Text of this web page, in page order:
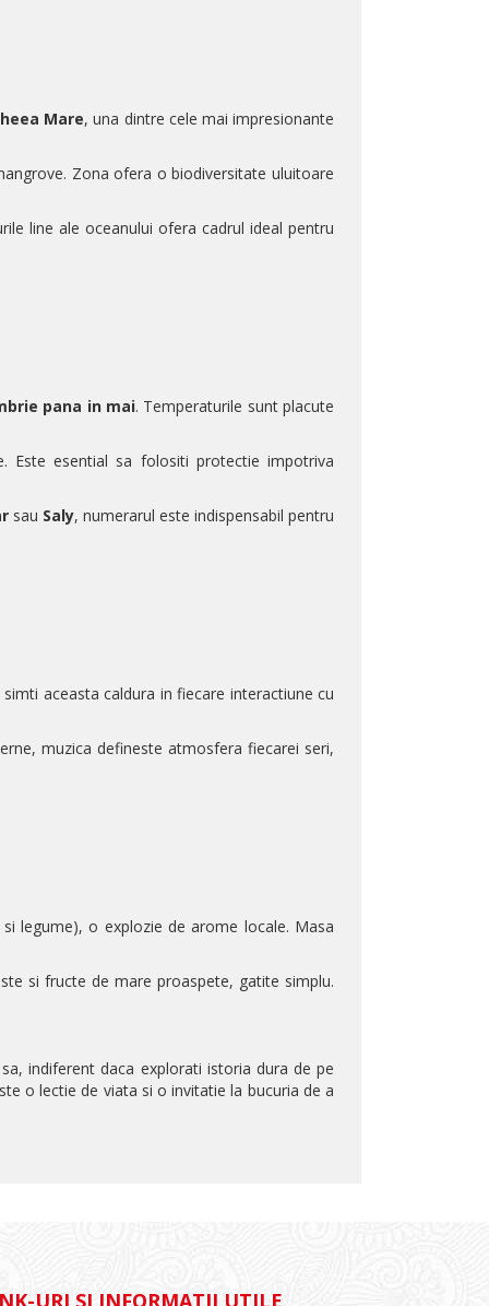
Mare, una dintre cele mai impresionante
Zona ofera o biodiversitate uluitoare
line ale oceanului ofera cadrul ideal pentru
pana in mai. Temperaturile sunt placute
Este esential sa folositi protectie impotriva
sau Saly, numerarul este indispensabil pentru
aceasta caldura in fiecare interactiune cu
muzica defineste atmosfera fiecarei seri,
legume), o explozie de arome locale. Masa
si fructe de mare proaspete, gatite simplu.
indiferent daca explorati istoria dura de pe
o lectie de viata si o invitatie la bucuria de a
URI SI INFORMATII UTILE